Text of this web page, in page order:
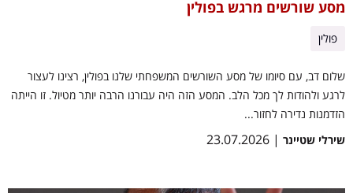
מסע שורשים מרגש בפולין
פולין
שלום דב, עם סיומו של מסע השורשים המשפחתי שלנו בפולין, רצינו לעצור
לרגע ולהודות לך מכל הלב. המסע הזה היה עבורנו הרבה יותר מטיול. זו הייתה
הזדמנות נדירה לחזור...
שירלי שטיינר | 23.07.2026